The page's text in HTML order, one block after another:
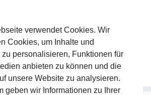
Pommelsbrunn
verwendet Cookies. Wir
Cookies, um Inhalte und
personalisieren, Funktionen für
anbieten zu können und die
unsere Website zu analysieren.
geben wir Informationen zu Ihrer